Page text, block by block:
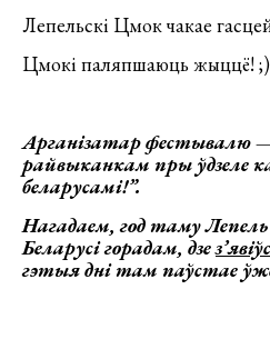
Лепельскі Цмок чакае
Цмокі паляпшаюць жыццё! ;)
Арганізатар фестывалю
райвыканкам пры ўдзеле
беларусамі!”.
Нагадаем, год таму
Беларусі горадам, дзе
гэтыя дні там паўстае